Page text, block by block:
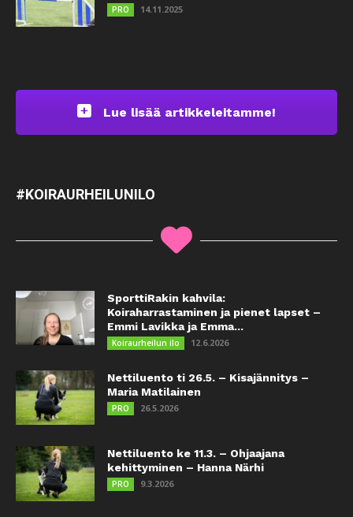
PRO 14.11.2025
Lue lisää artikkeleitamme!
#KOIRAURHEILUNILO
SporttiRakin kahvila:
Koiraharrastaminen ja pienet lapset –
Emmi Lavikka ja Emma...
Koiraurheilun ilo 12.6.2026
Nettiluento ti 26.5. – Kisajännitys –
Maria Matilainen
PRO 26.5.2026
Nettiluento ke 11.3. – Ohjaajana
kehittyminen – Hanna Närhi
PRO 9.3.2026